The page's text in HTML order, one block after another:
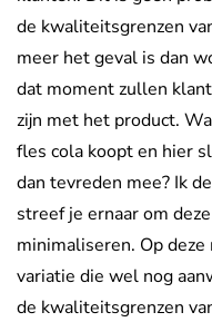
de kwaliteitsgrenzen
meer het geval is dan
dat moment zullen
zijn met het product.
fles cola koopt en hier
dan tevreden mee? Ik
streef je ernaar om
minimaliseren. Op
variatie die wel nog
de kwaliteitsgrenzen